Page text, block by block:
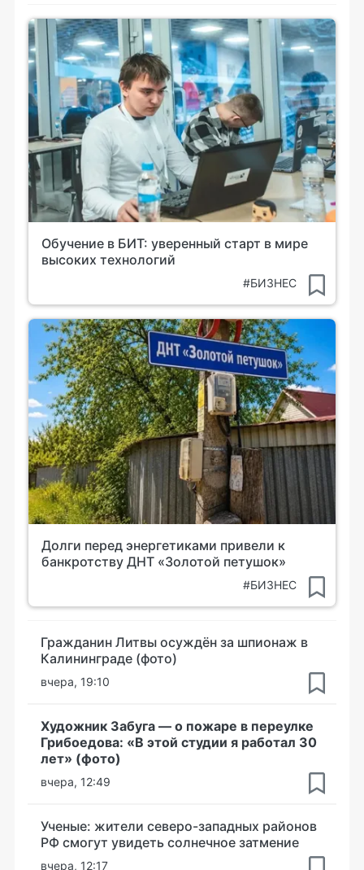
Обучение в БИТ: уверенный старт в мире
высоких технологий
#БИЗНЕС
Долги перед энергетиками привели к
банкротству ДНТ «Золотой петушок»
#БИЗНЕС
Гражданин Литвы осуждён за шпионаж в
Калининграде (фото)
вчера, 19:10
Художник Забуга — о пожаре в переулке
Грибоедова: «В этой студии я работал 30
лет» (фото)
вчера, 12:49
Ученые: жители северо-западных районов
РФ смогут увидеть солнечное затмение
вчера, 12:17